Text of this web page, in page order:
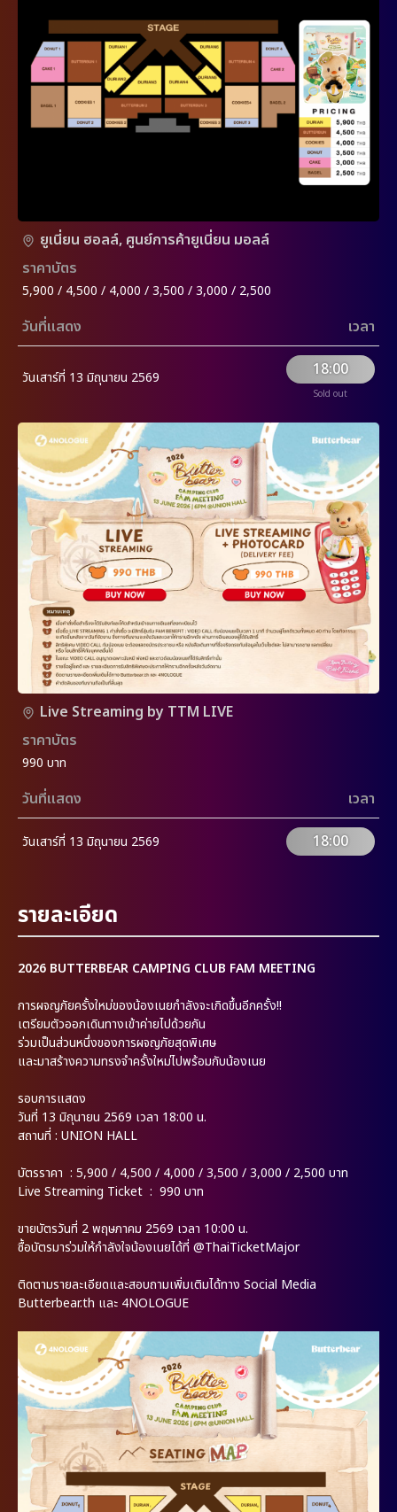
ยูเนี่ยน ฮอลล์, ศูนย์การค้ายูเนี่ยน มอลล์
ราคาบัตร
5,900 / 4,500 / 4,000 / 3,500 / 3,000 / 2,500
วันที่แสดง เวลา
วันเสาร์ที่ 13 มิถุนายน 2569 18:00
Sold out
Live Streaming by TTM LIVE
ราคาบัตร
990 บาท
วันที่แสดง เวลา
วันเสาร์ที่ 13 มิถุนายน 2569 18:00
รายละเอียด
2026 BUTTERBEAR CAMPING CLUB FAM MEETING
การผจญภัยครั้งใหม่ของน้องเนยกำลังจะเกิดขึ้นอีกครั้ง!!
เตรียมตัวออกเดินทางเข้าค่ายไปด้วยกัน
ร่วมเป็นส่วนหนึ่งของการผจญภัยสุดพิเศษ
และมาสร้างความทรงจำครั้งใหม่ไปพร้อมกับน้องเนย
รอบการแสดง
วันที่ 13 มิถุนายน 2569 เวลา 18:00 น.
สถานที่ : UNION HALL
บัตรราคา : 5,900 / 4,500 / 4,000 / 3,500 / 3,000 / 2,500 บาท
Live Streaming Ticket : 990 บาท
ขายบัตรวันที่ 2 พฤษภาคม 2569 เวลา 10:00 น.
ซื้อบัตรมาร่วมให้กำลังใจน้องเนยได้ที่ @ThaiTicketMajor
ติดตามรายละเอียดและสอบถามเพิ่มเติมได้ทาง Social Media
Butterbear.th และ 4NOLOGUE